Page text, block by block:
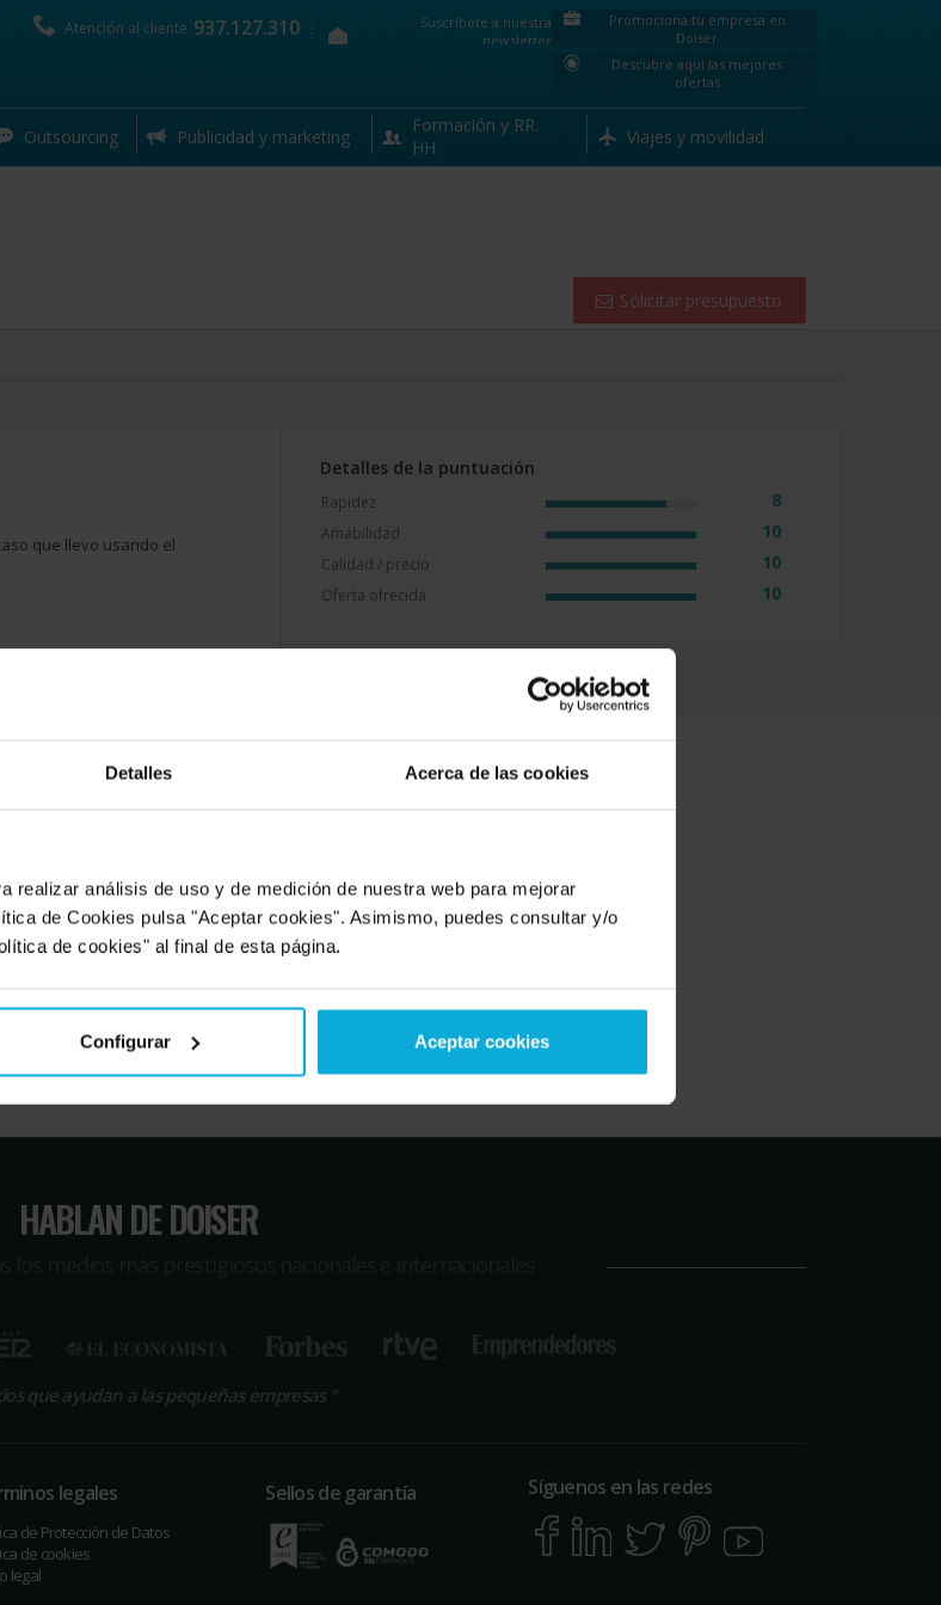
Detalles Acerca de las cookies
realizar análisis de uso y de medición de nuestra web para mejorar
de Cookies pulsa "Aceptar cookies". Asimismo, puedes consultar y/o
de cookies" al final de esta página.
Configurar Aceptar cookies
Atención al cliente 937.127.310
Suscríbete a nuestra
newsletter
Promociona tu empresa en
Doiser
Descubre aquí las mejores
ofertas
Solicitar presupuesto
50% Descuento
Outsourcing Publicidad y marketing
Formación y RR.
HH.
Viajes y movilidad
Solicitar presupuesto
que llevo usando el
Detalles de la puntuación
Rapidez 8
Amabilidad 10
Calidad / precio 10
Oferta ofrecida 10
MÁS DEMANDADOS
LOPD y protección
de datos
22 Novedades
Renting de coches
Prevención de
riesgos laborales
23 Novedades
HABLAN DE DOISER
que ayudan a las pequeñas empresas “
legales
de Protección de Datos
de cookies
legal
Sellos de garantía Síguenos en las redes